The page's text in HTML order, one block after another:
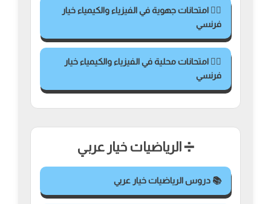
✍🏻 امتحانات جهوية في الفيزياء والكيمياء خيار
فرنسي
✍🏻 امتحانات محلية في الفيزياء والكيمياء خيار
فرنسي
➗ الرياضيات خيار عربي
📚 دروس الرياضيات خيار عربي